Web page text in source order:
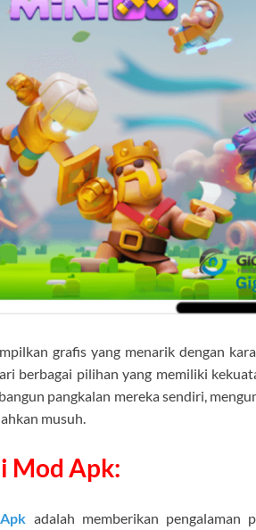
grafis yang menarik dengan
berbagai pilihan yang memiliki
pangkalan mereka sendiri,
musuh.
Mod Apk:
adalah memberikan pengalaman